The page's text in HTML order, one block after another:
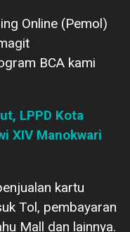
Online (Pemol)
BCA kami
LPPD Kota
XIV Manokwari
kartu
Tol, pembayaran
Mall dan lainnya.